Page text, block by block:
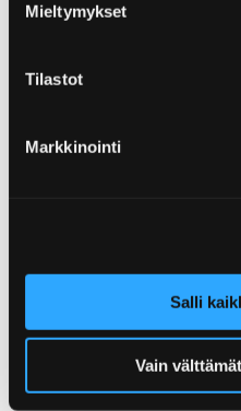
Mieltymykset
Tilastot
Markkinointi
Salli
Vain